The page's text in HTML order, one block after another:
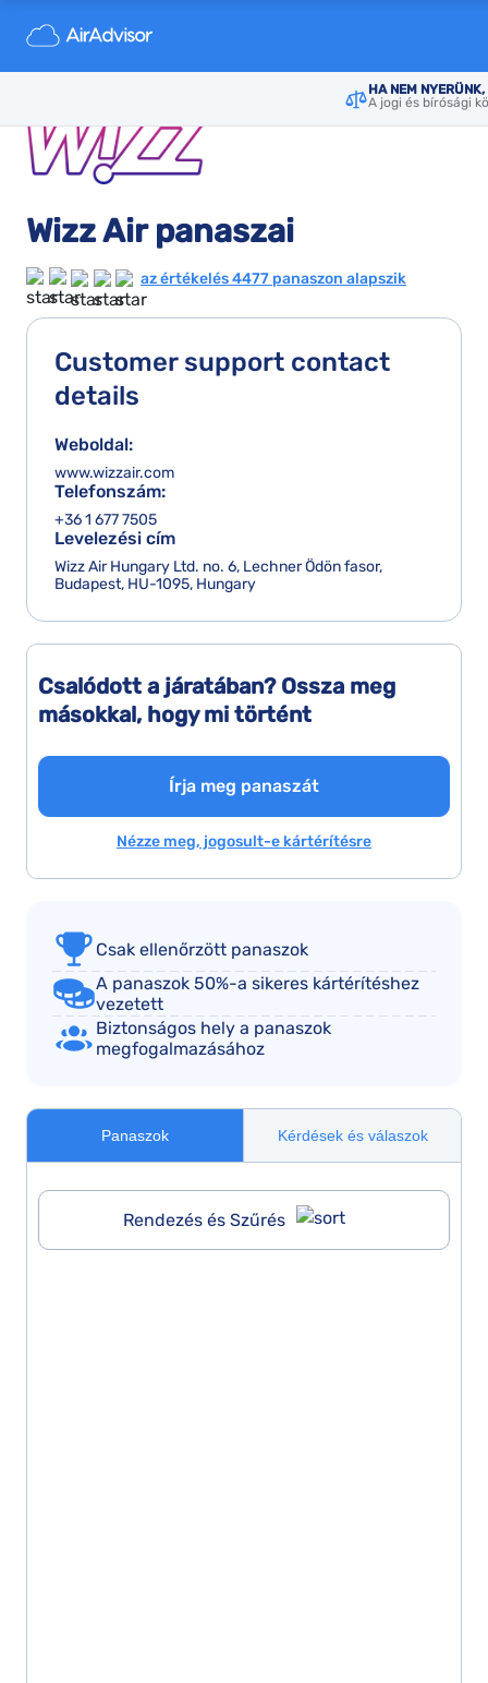
HA NEM
A jogi és bírósági
Wizz Air panaszai
az értékelés 4477 panaszon alapszik
Csalódott a járatában? Ossza meg
másokkal, hogy mi történt
Írja meg panaszát
Nézze meg, jogosult-e kártérítésre
Customer support contact
details
Weboldal:
www.wizzair.com
Telefonszám:
+36 1 677 7505
Levelezési cím
Wizz Air Hungary Ltd. no. 6, Lechner Ödön fasor,
Budapest, HU-1095, Hungary
Csak ellenőrzött panaszok
A panaszok 50%-a sikeres kártérítéshez
vezetett
Biztonságos hely a panaszok
megfogalmazásához
Panaszok Kérdések és válaszok
Rendezés és Szűrés